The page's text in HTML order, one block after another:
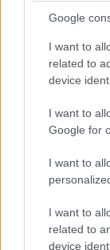
Google
I want to
related to
device
I want to
Google for
I want to
I want to
related to
device